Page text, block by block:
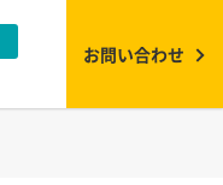
お問い合わせ